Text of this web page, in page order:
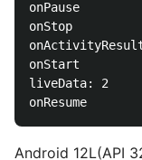
onPause
onStop
onStart
liveData: 2
Android 12L(API